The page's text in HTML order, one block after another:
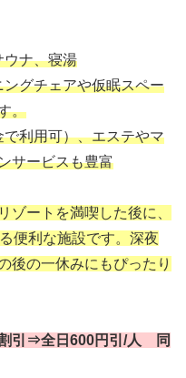
ウナ、寝湯
ングチェアや仮眠スペー
。
利用可）、エステやマ
サービスも豊富
ゾートを満喫した後に、
便利な施設です。深夜
後の一休みにもぴったり
引⇒全日600円引/人 同